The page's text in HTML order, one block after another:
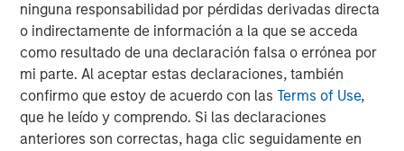
ninguna responsabilidad por pérdidas derivadas directa
o indirectamente de información a la que se acceda
como resultado de una declaración falsa o errónea por
mi parte. Al aceptar estas declaraciones, también
confirmo que estoy de acuerdo con lasTerms of Use,
que he leído y comprendo. Si las declaraciones
anteriores son correctas, haga clic seguidamente en
Featured Insights